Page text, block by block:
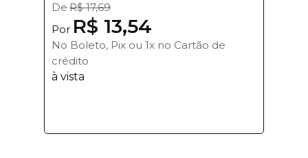
De R$ 17,69
Por R$ 13,54
No Boleto, Pix ou 1x no Cartão de
crédito
à vista